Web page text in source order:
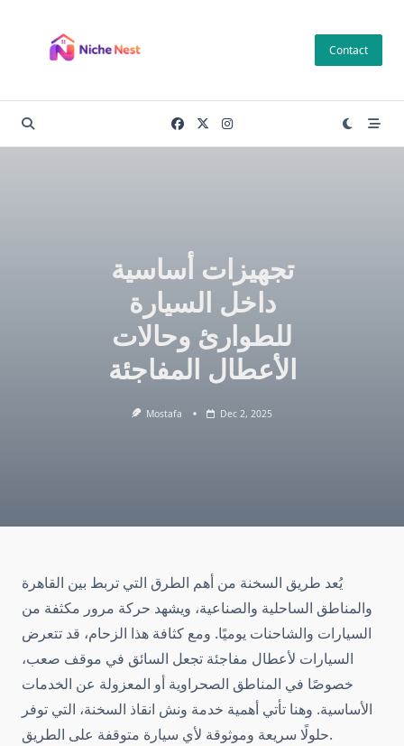
content
Contact
تجهيزات أساسية
داخل السيارة
للطوارئ وحالات
الأعطال المفاجئة
Mostafa Dec 2, 2025
يُعد طريق السخنة من أهم الطرق التي تربط بين القاهرة
والمناطق الساحلية والصناعية، ويشهد حركة مرور مكثفة من
السيارات والشاحنات يوميًا. ومع كثافة هذا الزحام، قد تتعرض
السيارات لأعطال مفاجئة تجعل السائق في موقف صعب،
خصوصًا في المناطق الصحراوية أو المعزولة عن الخدمات
الأساسية. وهنا تأتي أهمية خدمة ونش انقاذ السخنة، التي توفر
حلولًا سريعة وموثوقة لأي سيارة متوقفة على الطريق.